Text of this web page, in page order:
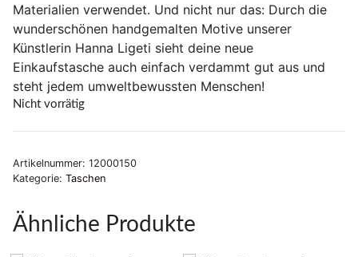
Materialien verwendet. Und nicht nur das: Durch die
wunderschönen handgemalten Motive unserer
Künstlerin Hanna Ligeti sieht deine neue
Einkaufstasche auch einfach verdammt gut aus und
steht jedem umweltbewussten Menschen!
Nicht vorrätig
Artikelnummer: 12000150
Kategorie: Taschen
Ähnliche Produkte